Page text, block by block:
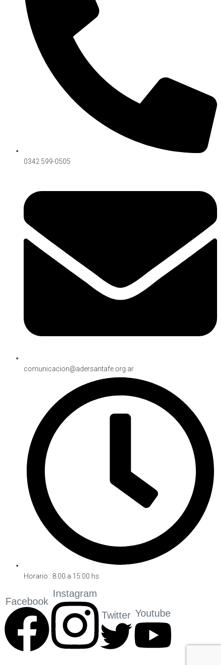
Síguenos on Instagram
0342 599-0505
comunicacion@adersantafe.org.ar
Horario : 8:00 a 15:00 hs
Facebook
Instagram
Twitter Youtube